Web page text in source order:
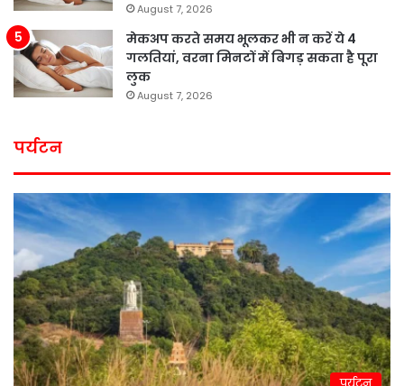
August 7, 2026
मेकअप करते समय भूलकर भी न करें ये 4
गलतियां, वरना मिनटों में बिगड़ सकता है पूरा
लुक
August 7, 2026
पर्यटन